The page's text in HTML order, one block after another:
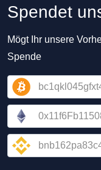
Spendet
Mögt Ihr unsere
Spende